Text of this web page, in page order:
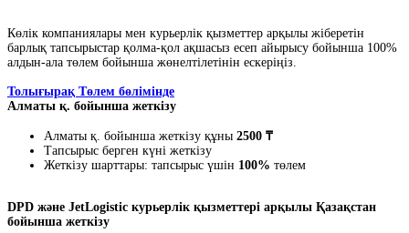
Көлік компаниялары мен курьерлік қызметтер арқылы жіберетін
барлық тапсырыстар қолма-қол ақшасыз есеп айырысу бойынша 100%
алдын-ала төлем бойынша жөнелтілетінін ескеріңіз.
Толығырақ Төлем бөлімінде
Алматы қ. бойынша жеткізу
Алматы қ. бойынша жеткізу құны 2500 ₸
Тапсырыс берген күні жеткізу
Жеткізу шарттары: тапсырыс үшін 100% төлем
DPD және JetLogistic курьерлік қызметтері арқылы Қазақстан
бойынша жеткізу